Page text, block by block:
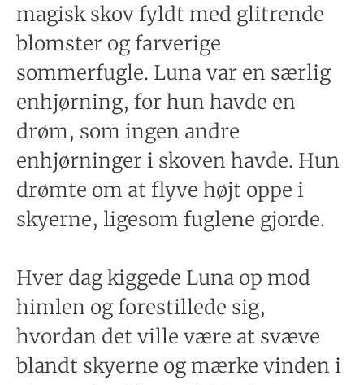
magisk skov fyldt med glitrende
blomster og farverige
sommerfugle. Luna var en særlig
enhjørning, for hun havde en
drøm, som ingen andre
enhjørninger i skoven havde. Hun
drømte om at flyve højt oppe i
skyerne, ligesom fuglene gjorde.
Hver dag kiggede Luna op mod
himlen og forestillede sig,
hvordan det ville være at svæve
blandt skyerne og mærke vinden i